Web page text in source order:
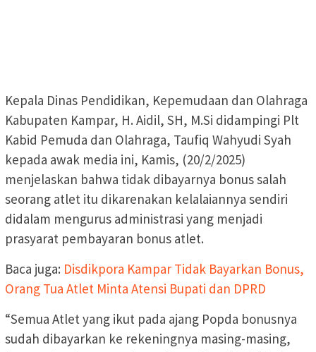
Kepala Dinas Pendidikan, Kepemudaan dan Olahraga
Kabupaten Kampar, H. Aidil, SH, M.Si didampingi Plt
Kabid Pemuda dan Olahraga, Taufiq Wahyudi Syah
kepada awak media ini, Kamis, (20/2/2025)
menjelaskan bahwa tidak dibayarnya bonus salah
seorang atlet itu dikarenakan kelalaiannya sendiri
didalam mengurus administrasi yang menjadi
prasyarat pembayaran bonus atlet.
Baca juga: Disdikpora Kampar Tidak Bayarkan Bonus,
Orang Tua Atlet Minta Atensi Bupati dan DPRD
“Semua Atlet yang ikut pada ajang Popda bonusnya
sudah dibayarkan ke rekeningnya masing-masing,